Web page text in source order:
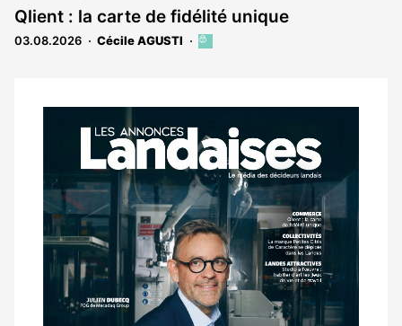
est
réservé
aux
Qlient : la carte de fidélité unique
03.08.2026 Cécile AGUSTI
Cet
aux
abonnés
Notre
dernier
magazine